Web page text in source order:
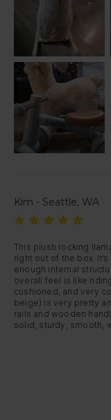
Kim - Seattle, WA
This plush rocking
right out of the box.
enough internal
overall feel is like
cushioned, and very
beige) is very pretty
rails and wooden
solid, sturdy, smooth,